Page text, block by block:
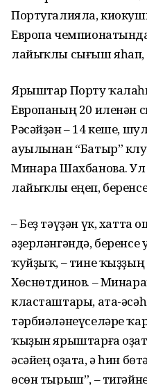
Португалияла,
Европа
лайыҡлы сығыш яһап,
Ярыштар Порту
Европаның 20 иленән
Рәсәйҙән – 14 кеше,
ауылынан “Батыр”
Минара Шахбанова. Ул
лайыҡлы еңеп,
– Беҙ тәүҙән үк, хатта
әҙерләнгәндә,
ҡуйҙыҡ, – тине
Хөснөтдинов. –
класташтары, ата-
тәрбиәләнеүселәре
ҡыҙын ярыштарға
әсәйең оҙата, ә һин
өсөн тырыш”, –